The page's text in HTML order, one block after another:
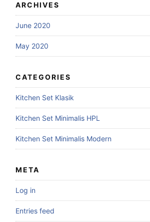
ARCHIVES
June 2020
May 2020
CATEGORIES
Kitchen Set Klasik
Kitchen Set Minimalis HPL
Kitchen Set Minimalis Modern
META
Log in
Entries feed